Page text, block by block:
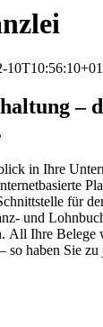
–
in Ihre
für
und
All Ihre Belege
so haben Sie